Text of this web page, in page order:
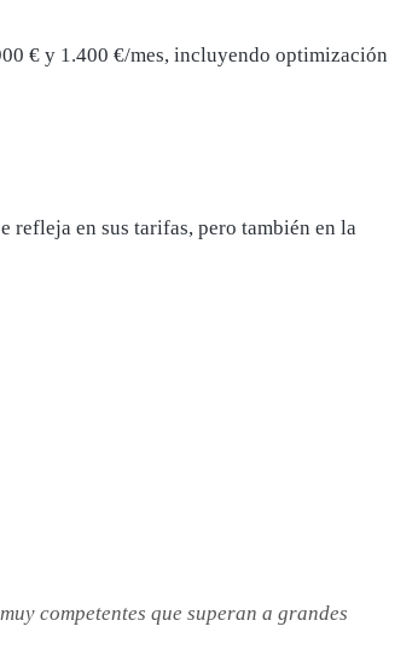
€ y 1.400 €/mes, incluyendo optimización
refleja en sus tarifas, pero también en la
competentes que superan a grandes